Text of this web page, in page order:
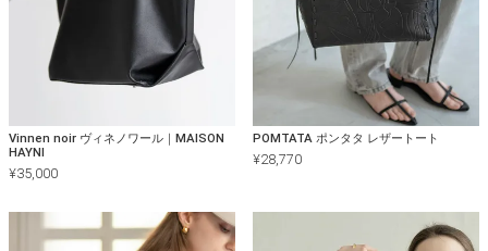
Vinnen noir ヴィネノワール｜MAISON
HAYNI
¥35,000
POMTATA ポンタタ レザートート
¥28,770